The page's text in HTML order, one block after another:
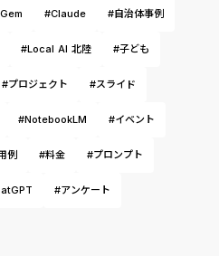
#Claude #自治体事例
#Local AI 北陸 #子ども
#プロジェクト #スライド
#NotebookLM #イベント
例 #料金 #プロンプト
#アンケート